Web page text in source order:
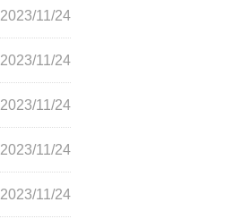
2023/11/24
2023/11/24
2023/11/24
2023/11/24
2023/11/24